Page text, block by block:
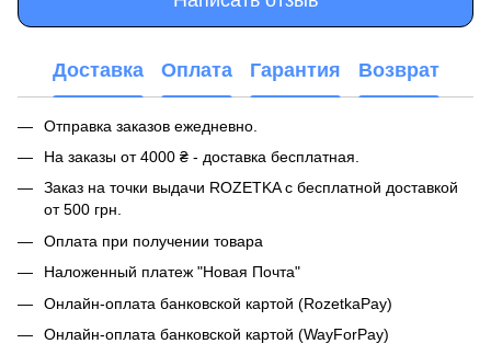
Доставка Оплата Гарантия Возврат
Отправка заказов ежедневно.
На заказы от 4000 ₴ - доставка бесплатная.
Заказ на точки выдачи ROZETKA с бесплатной доставкой
от 500 грн.
Оплата при получении товара
Наложенный платеж "Новая Почта"
Онлайн-оплата банковской картой (RozetkaPay)
Онлайн-оплата банковской картой (WayForPay)